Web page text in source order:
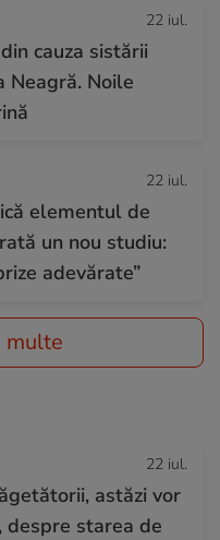
22 iul.
cauza sistării
Neagră. Noile
22 iul.
elementul de
un nou studiu:
adevărate”
multe
22 iul.
astăzi vor
despre starea de